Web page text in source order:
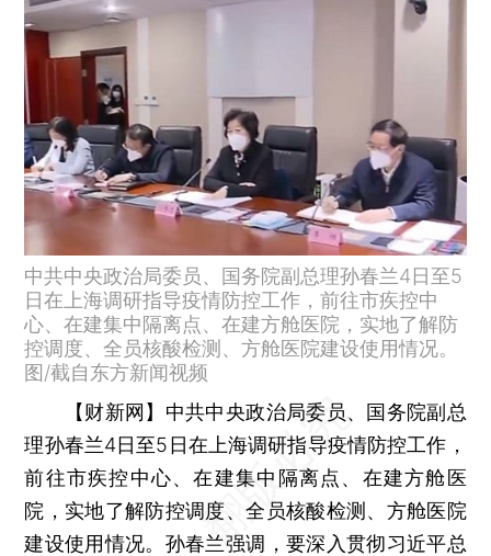
中共中央政治局委员、国务院副总理孙春兰4日至5
日在上海调研指导疫情防控工作，前往市疾控中
心、在建集中隔离点、在建方舱医院，实地了解防
控调度、全员核酸检测、方舱医院建设使用情况。
图/截自东方新闻视频
【财新网】 中共中央政治局委员、国务院副总
理孙春兰4日至5日在上海调研指导疫情防控工作，
前往市疾控中心、在建集中隔离点、在建方舱医
院，实地了解防控调度、全员核酸检测、方舱医院
建设使用情况。孙春兰强调，要深入贯彻习近平总